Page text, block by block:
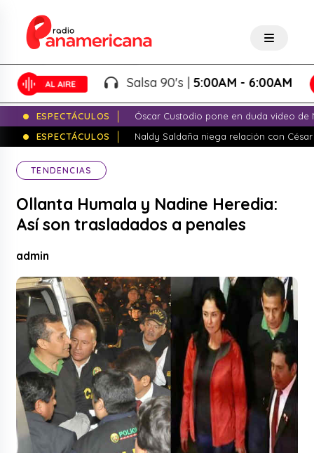
Salsa 90's |5:00AM - 6:00AM
ESPECTÁCULOS
Óscar Custodio pone en duda video de
ESPECTÁCULOS
Naldy Saldaña niega relación con
TENDENCIAS
Ollanta Humala y Nadine Heredia:
Así son trasladados a penales
admin